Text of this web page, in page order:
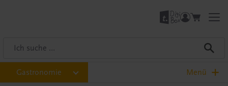
Gastronomie Menü